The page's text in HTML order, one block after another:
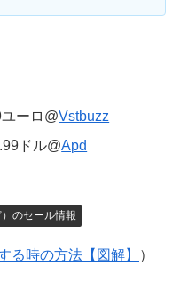
ーロ@Vstbuzz
ドル@Apd
のセール情報
る時の方法【図解】 ）